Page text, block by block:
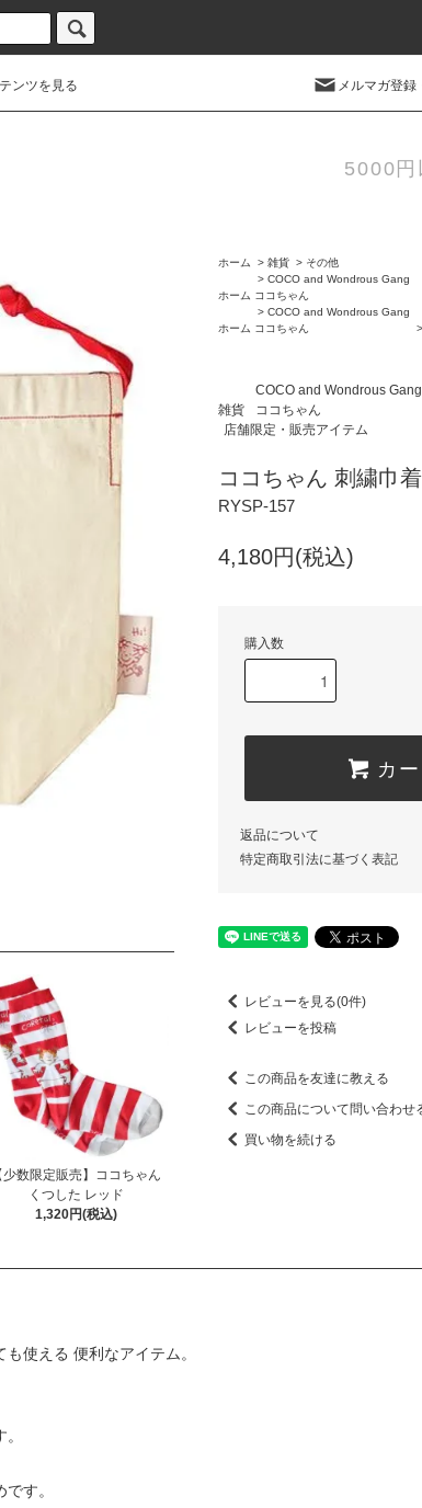
ンツを見る メルマガ登録
5000円
少数限定販売】ココちゃん
くつした レッド
1,320円(税込)
ホーム > 雑貨 > その他
ホーム
> COCO and Wondrous Gang
ココちゃん
ホーム
> COCO and Wondrous Gang
ココちゃん
>
雑貨
COCO and Wondrous Gang
ココちゃん
店舗限定・販売アイテム
ココちゃん 刺繍巾着
RYSP-157
4,180円(税込)
購入数
カ
返品について
特定商取引法に基づく表記
レビューを見る(0件)
レビューを投稿
この商品を友達に教える
この商品について問い合わせ
買い物を続ける
使える 便利なアイテム。
す。